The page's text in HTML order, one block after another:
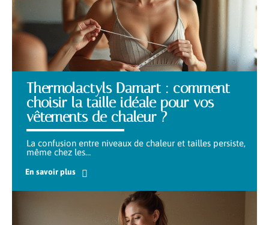
Thermolactyls Damart : comment
choisir la taille idéale pour vos
vêtements de chaleur ?
La confusion entre niveaux de chaleur et tailles persiste,
même chez les…
En savoir plus